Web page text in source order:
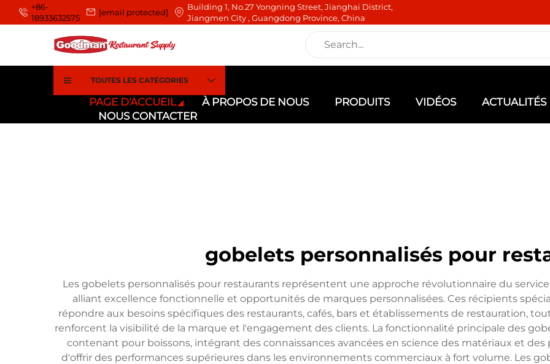
+86-
18933632575
[email protected]
Building 1, No.27 Yongning Street, Jianghai District,
Jiangmen City , Guangdong Province, China
TOUTES LES CATÉGORIES
PAGE D'ACCUEIL À PROPOS DE NOUS PRODUITS VIDÉOS ACTUALITÉS
NOUS CONTACTER
gobelets personnalisés pour
Les gobelets personnalisés pour restaurants représentent une approche révolutionnaire du
alliant excellence fonctionnelle et opportunités de marques personnalisées. Ces récipients
répondre aux besoins spécifiques des restaurants, cafés, bars et établissements de restauration,
renforcent la visibilité de la marque et l'engagement des clients. La fonctionnalité principale des
contenant pour boissons, intégrant des connaissances avancées en science des matériaux et
d'offrir des performances supérieures dans les environnements commerciaux à fort volume. Les